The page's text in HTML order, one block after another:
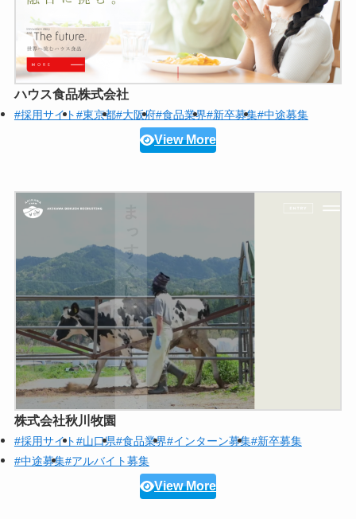
ハウス食品株式会社
#採用サイト#東京都#大阪府#食品業界#新卒募集#中途募集
View More
株式会社秋川牧園
#採用サイト#山口県#食品業界#インターン募集#新卒募集
#中途募集#アルバイト募集
View More